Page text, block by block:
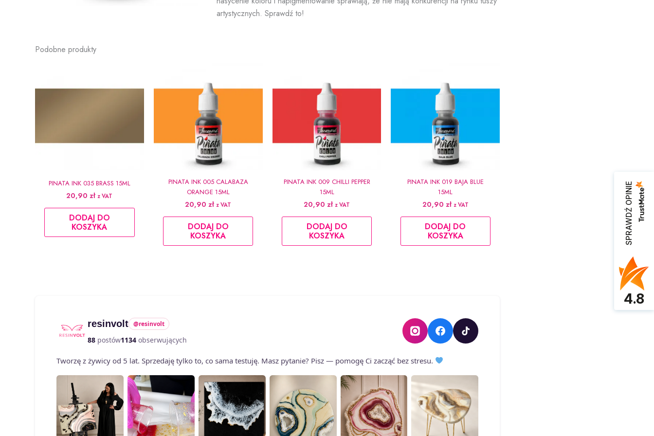
Yellow
15ml
artystycznych. Sprawdź to!
Podobne produkty
PINATA INK 035 BRASS 15ML
20,90zł z VAT
DODAJ DO
KOSZYKA
PINATA INK 005 CALABAZA
ORANGE 15ML
20,90zł z VAT
DODAJ DO
KOSZYKA
PINATA INK 009 CHILLI PEPPER
15ML
20,90zł z VAT
DODAJ DO
KOSZYKA
PINATA INK 019 BAJA BLUE
15ML
20,90 zł z VAT
DODAJ DO
KOSZYKA
resinvolt @resinvolt
88 postów1134 obserwujących
Tworzę z żywicy od 5 lat. Sprzedaję tylko to, co sama testuję. Masz pytanie? Pisz — pomogę Ci zacząć bez stresu.
SPRAWDŹ OPINIE
4.8